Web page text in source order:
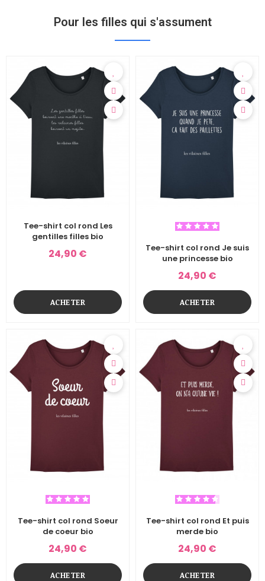
Pour les filles qui s'assument
Tee-shirt col rond Les
gentilles filles bio
24,90 €
ACHETER
Tee-shirt col rond Je suis
une princesse bio
24,90 €
ACHETER
Tee-shirt col rond Soeur
de coeur bio
24,90 €
ACHETER
Tee-shirt col rond Et puis
merde bio
24,90 €
ACHETER